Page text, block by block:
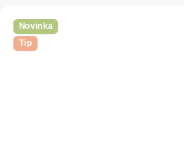
Novinka
Tip